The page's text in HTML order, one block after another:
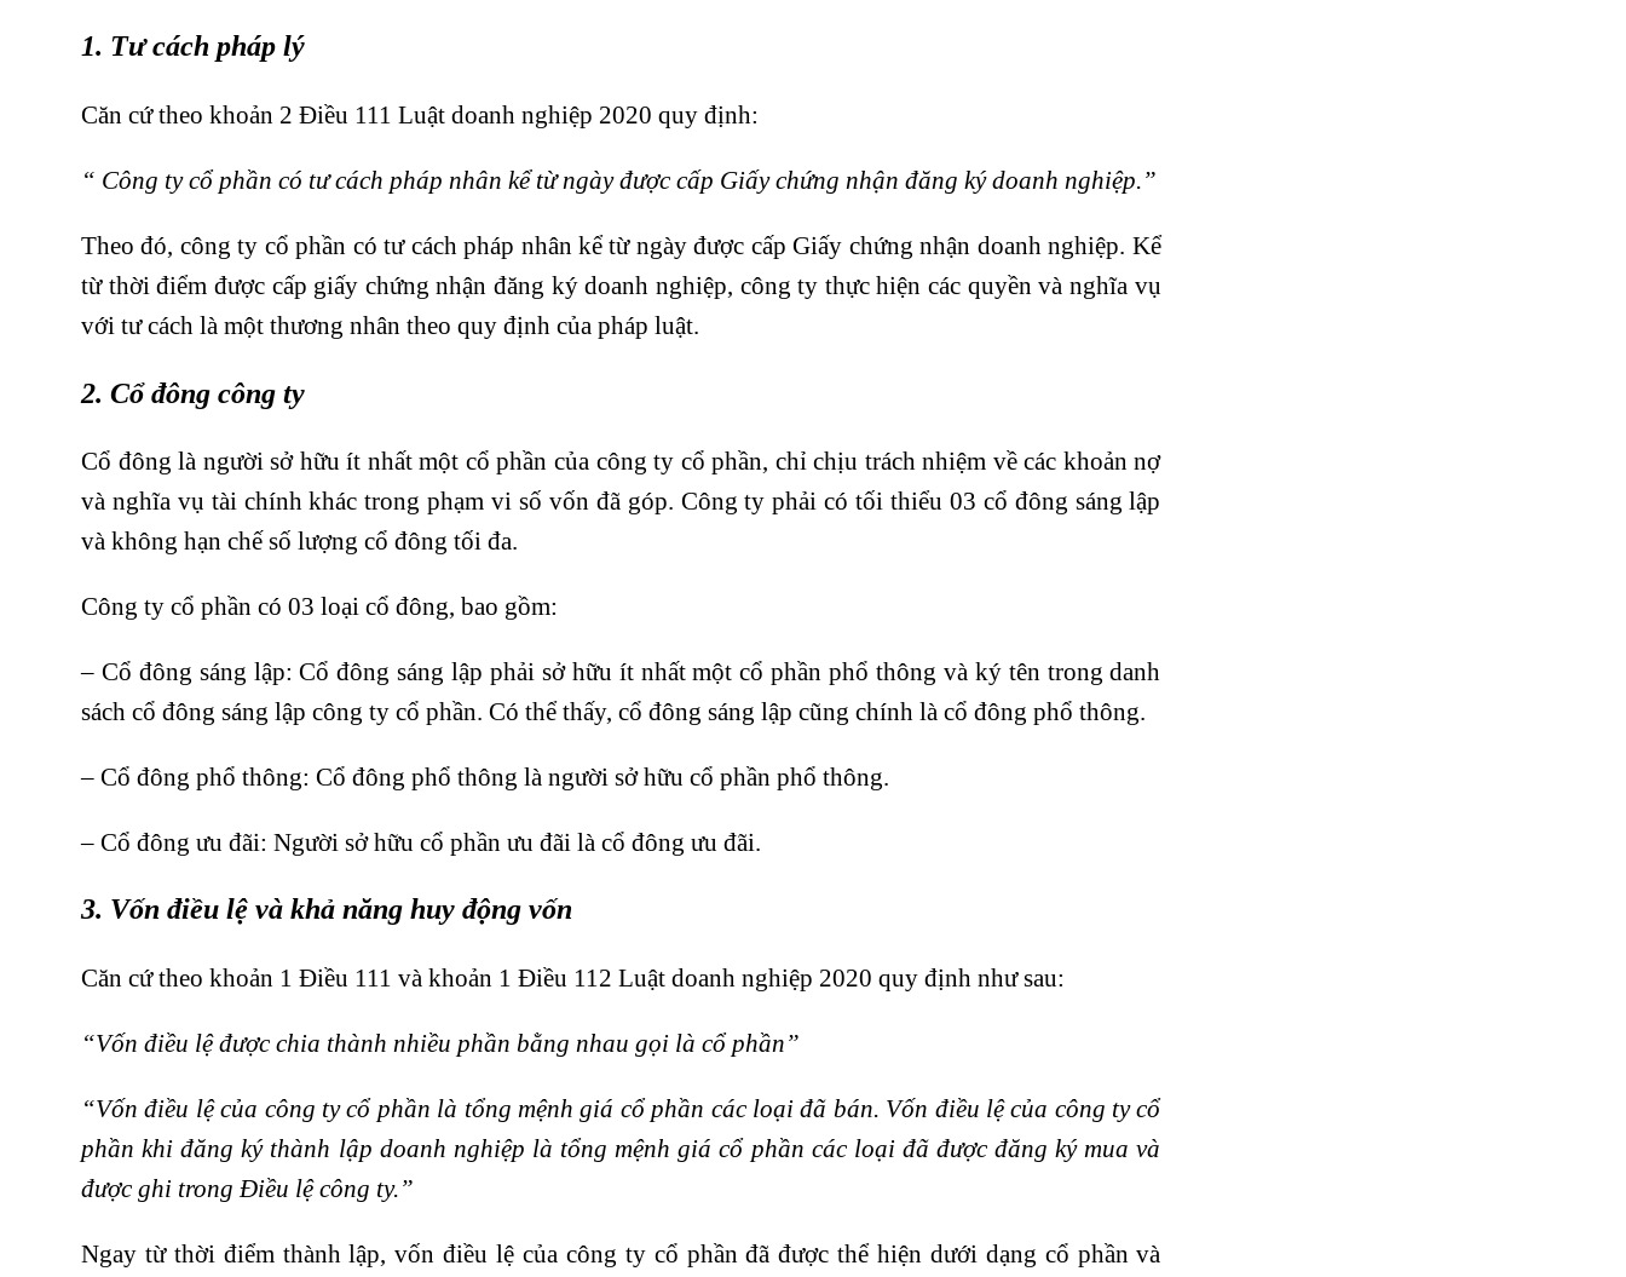
1. Tư cách pháp lý
Căn cứ theo khoản 2 Điều 111 Luật doanh nghiệp 2020 quy định:
“ Công ty cổ phần có tư cách pháp nhân kể từ ngày được cấp Giấy chứng nhận đăng ký doanh nghiệp.”
Theo đó, công ty cổ phần có tư cách pháp nhân kể từ ngày được cấp Giấy chứng nhận doanh nghiệp. Kể
từ thời điểm được cấp giấy chứng nhận đăng ký doanh nghiệp, công ty thực hiện các quyền và nghĩa vụ
với tư cách là một thương nhân theo quy định của pháp luật.
2. Cổ đông công ty
Cổ đông là người sở hữu ít nhất một cổ phần của công ty cổ phần, chỉ chịu trách nhiệm về các khoản nợ
và nghĩa vụ tài chính khác trong phạm vi số vốn đã góp. Công ty phải có tối thiểu 03 cổ đông sáng lập
và không hạn chế số lượng cổ đông tối đa.
Công ty cổ phần có 03 loại cổ đông, bao gồm:
– Cổ đông sáng lập: Cổ đông sáng lập phải sở hữu ít nhất một cổ phần phổ thông và ký tên trong danh
sách cổ đông sáng lập công ty cổ phần. Có thể thấy, cổ đông sáng lập cũng chính là cổ đông phổ thông.
– Cổ đông phổ thông: Cổ đông phổ thông là người sở hữu cổ phần phổ thông.
– Cổ đông ưu đãi: Người sở hữu cổ phần ưu đãi là cổ đông ưu đãi.
3. Vốn điều lệ và khả năng huy động vốn
Căn cứ theo khoản 1 Điều 111 và khoản 1 Điều 112 Luật doanh nghiệp 2020 quy định như sau:
“Vốn điều lệ được chia thành nhiều phần bằng nhau gọi là cổ phần”
“Vốn điều lệ của công ty cổ phần là tổng mệnh giá cổ phần các loại đã bán. Vốn điều lệ của công ty cổ
phần khi đăng ký thành lập doanh nghiệp là tổng mệnh giá cổ phần các loại đã được đăng ký mua và
được ghi trong Điều lệ công ty.”
Ngay từ thời điểm thành lập, vốn điều lệ của công ty cổ phần đã được thể hiện dưới dạng cổ phần và